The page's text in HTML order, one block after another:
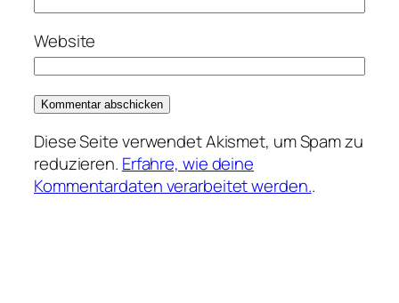
Website
Diese Seite verwendet Akismet, um Spam zu
reduzieren. Erfahre, wie deine
Kommentardaten verarbeitet werden..